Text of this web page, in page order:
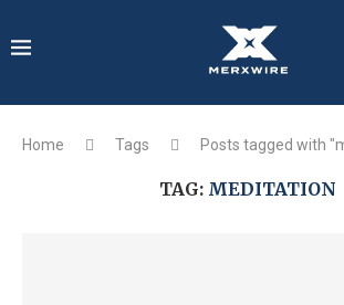
Home Tags Posts tagged with
TAG: MEDITATION